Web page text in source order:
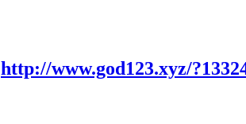
http://www.god123.xyz/